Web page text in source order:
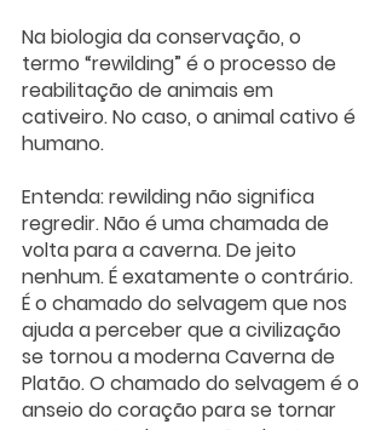
Na biologia da conservação, o
termo “rewilding” é o processo de
reabilitação de animais em
cativeiro. No caso, o animal cativo é
humano.
Entenda: rewilding não significa
regredir. Não é uma chamada de
volta para a caverna. De jeito
nenhum. É exatamente o contrário.
É o chamado do selvagem que nos
ajuda a perceber que a civilização
se tornou a moderna Caverna de
Platão. O chamado do selvagem é o
anseio do coração para se tornar